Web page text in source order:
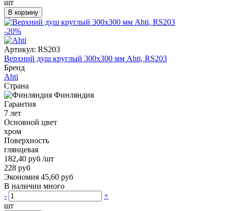
шт
В корзину
-20%
Артикул: RS203
Верхний душ круглый 300x300 мм Ahti, RS203
Бренд
Ahti
Страна
Финляндия
Гарантия
7 лет
Основной цвет
хром
Поверхность
глянцевая
182,40 руб /шт
228 руб
Экономия 45,60 руб
В наличии много
-
+
шт